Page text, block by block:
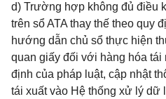
d) Trường hợp không đủ điều
trên sổ ATA thay thế theo quy
hướng dẫn chủ sổ thực hiện
quan giấy đối với hàng hóa tái
định của pháp luật, cập nhật
tái xuất vào Hệ thống xử lý dữ